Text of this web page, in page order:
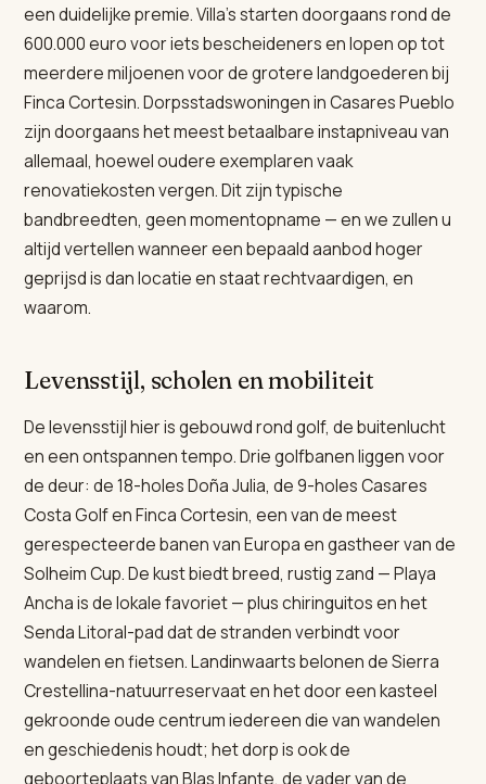
een duidelijke premie. Villa's starten doorgaans rond de
600.000 euro voor iets bescheideners en lopen op tot
meerdere miljoenen voor de grotere landgoederen bij
Finca Cortesin. Dorpsstadswoningen in Casares Pueblo
zijn doorgaans het meest betaalbare instapniveau van
allemaal, hoewel oudere exemplaren vaak
renovatiekosten vergen. Dit zijn typische
bandbreedten, geen momentopname — en we zullen u
altijd vertellen wanneer een bepaald aanbod hoger
geprijsd is dan locatie en staat rechtvaardigen, en
waarom.
Levensstijl, scholen en mobiliteit
De levensstijl hier is gebouwd rond golf, de buitenlucht
en een ontspannen tempo. Drie golfbanen liggen voor
de deur: de 18-holes Doña Julia, de 9-holes Casares
Costa Golf en Finca Cortesin, een van de meest
gerespecteerde banen van Europa en gastheer van de
Solheim Cup. De kust biedt breed, rustig zand — Playa
Ancha is de lokale favoriet — plus chiringuitos en het
Senda Litoral-pad dat de stranden verbindt voor
wandelen en fietsen. Landinwaarts belonen de Sierra
Crestellina-natuurreservaat en het door een kasteel
gekroonde oude centrum iedereen die van wandelen
en geschiedenis houdt; het dorp is ook de
geboorteplaats van Blas Infante, de vader van de